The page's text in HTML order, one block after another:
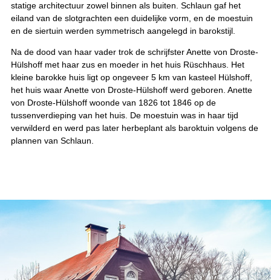
statige architectuur zowel binnen als buiten. Schlaun gaf het
eiland van de slotgrachten een duidelijke vorm, en de moestuin
en de siertuin werden symmetrisch aangelegd in barokstijl.
Na de dood van haar vader trok de schrijfster Anette von Droste-
Hülshoff met haar zus en moeder in het huis Rüschhaus. Het
kleine barokke huis ligt op ongeveer 5 km van kasteel Hülshoff,
het huis waar Anette von Droste-Hülshoff werd geboren. Anette
von Droste-Hülshoff woonde van 1826 tot 1846 op de
tussenverdieping van het huis. De moestuin was in haar tijd
verwilderd en werd pas later herbeplant als baroktuin volgens de
plannen van Schlaun.